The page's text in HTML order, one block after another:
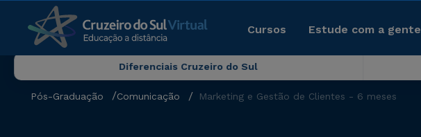
Cursos Estude com a gente
Diferenciais Cruzeiro do Sul
Pós-Graduação Comunicação Marketing e Gestão de Clientes - 6 meses